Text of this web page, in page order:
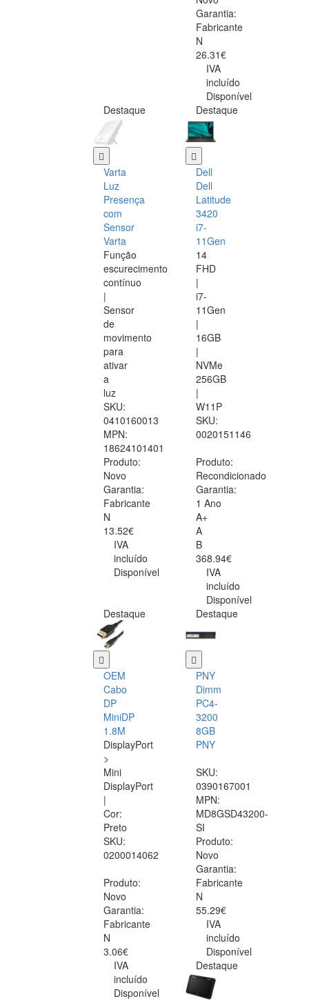
Garantia:
Fabricante
N
26.31€
IVA
incluído
Disponível
Destaque
Varta
Luz
Presença
com
Sensor
Varta
Função
escurecimento
contínuo
|
Sensor
de
movimento
para
ativar
a
luz
SKU:
0410160013
MPN:
18624101401
Produto:
Novo
Garantia:
Fabricante
N
13.52€
IVA
incluído
Disponível
Destaque
Dell
Dell
Latitude
3420
i7-
11Gen
14
FHD
|
i7-
11Gen
|
16GB
|
NVMe
256GB
|
W11P
SKU:
0020151146
Produto:
Recondicionado
Garantia:
1 Ano
A+
A
B
368.94€
IVA
incluído
Disponível
Destaque
OEM
Cabo
DP
MiniDP
1.8M
DisplayPort
>
Mini
DisplayPort
|
Cor:
Preto
SKU:
0200014062
Produto:
Novo
Garantia:
Fabricante
N
3.06€
IVA
incluído
Disponível
Destaque
PNY
Dimm
PC4-
3200
8GB
PNY
SKU:
0390167001
MPN:
MD8GSD43200-
SI
Produto:
Novo
Garantia:
Fabricante
N
55.29€
IVA
incluído
Disponível
Destaque